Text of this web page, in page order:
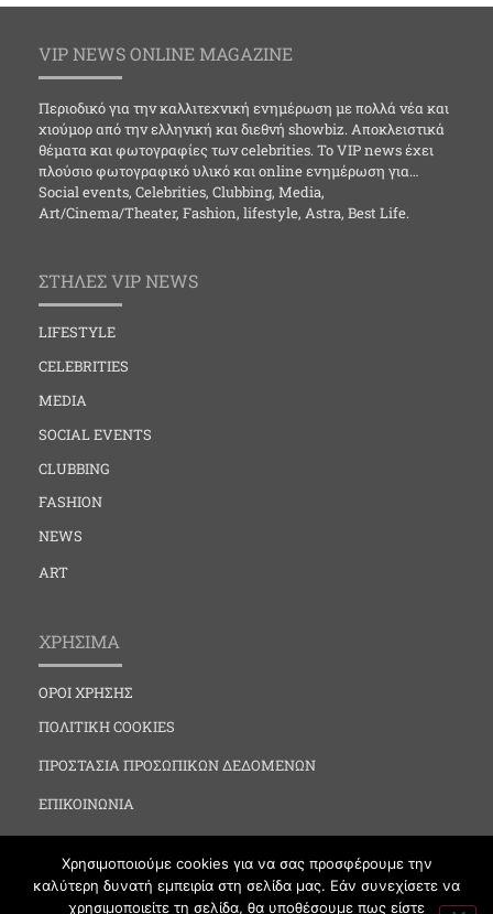
VIP NEWS ONLINE MAGAZINE
Περιοδικό για την καλλιτεχνική ενημέρωση με πολλά νέα και
χιούμορ από την ελληνική και διεθνή showbiz. Αποκλειστικά
θέματα και φωτογραφίες των celebrities. Το VIP news έχει
πλούσιο φωτογραφικό υλικό και online ενημέρωση για…
Social events, Celebrities, Clubbing, Media,
Art/Cinema/Theater, Fashion, lifestyle, Astra, Best Life.
ΣΤΗΛΕΣ VIP NEWS
LIFESTYLE
CELEBRITIES
MEDIA
SOCIAL EVENTS
CLUBBING
FASHION
NEWS
ART
ΧΡΗΣΙΜΑ
ΟΡΟΙ ΧΡΗΣΗΣ
ΠΟΛΙΤΙΚΗ COOKIES
ΠΡΟΣΤΑΣΙΑ ΠΡΟΣΩΠΙΚΩΝ ΔΕΔΟΜΕΝΩΝ
ΕΠΙΚΟΙΝΩΝΙΑ
Χρησιμοποιούμε cookies για να σας προσφέρουμε την
καλύτερη δυνατή εμπειρία στη σελίδα μας. Εάν συνεχίσετε να
χρησιμοποιείτε τη σελίδα, θα υποθέσουμε πως είστε